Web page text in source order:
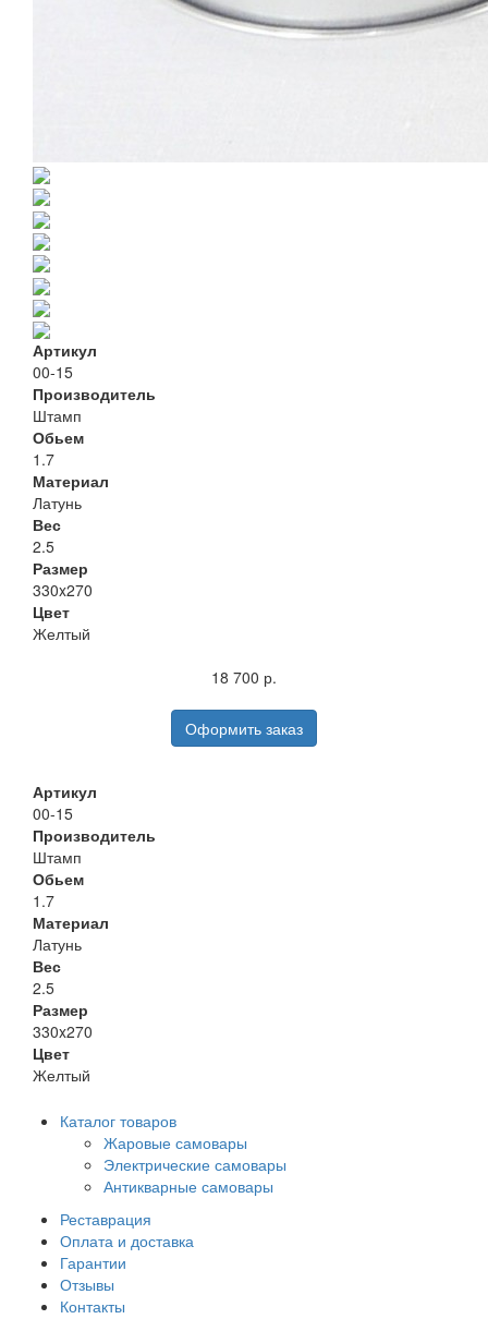
Артикул
00-15
Производитель
Штамп
Обьем
1.7
Материал
Латунь
Вес
2.5
Размер
330x270
Цвет
Желтый
18 700 р.
Оформить заказ
Артикул
00-15
Производитель
Штамп
Обьем
1.7
Материал
Латунь
Вес
2.5
Размер
330x270
Цвет
Желтый
Каталог товаров
Жаровые самовары
Электрические самовары
Антикварные самовары
Реставрация
Оплата и доставка
Гарантии
Отзывы
Контакты